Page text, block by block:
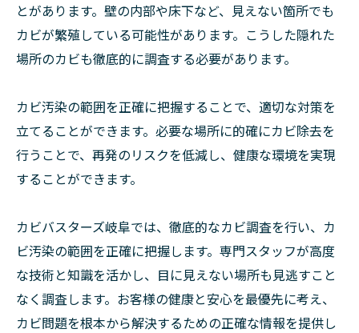
とがあります。壁の内部や床下など、見えない箇所でも
カビが繁殖している可能性があります。こうした隠れた
場所のカビも徹底的に調査する必要があります。
カビ汚染の範囲を正確に把握することで、適切な対策を
立てることができます。必要な場所に的確にカビ除去を
行うことで、再発のリスクを低減し、健康な環境を実現
することができます。
カビバスターズ岐阜では、徹底的なカビ調査を行い、カ
ビ汚染の範囲を正確に把握します。専門スタッフが高度
な技術と知識を活かし、目に見えない場所も見逃すこと
なく調査します。お客様の健康と安心を最優先に考え、
カビ問題を根本から解決するための正確な情報を提供し